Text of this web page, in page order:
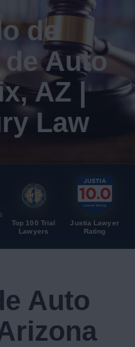
de
Auto
AZ |
Law
Top 100 Trial
Lawyers
Justia Lawyer
Rating
Auto